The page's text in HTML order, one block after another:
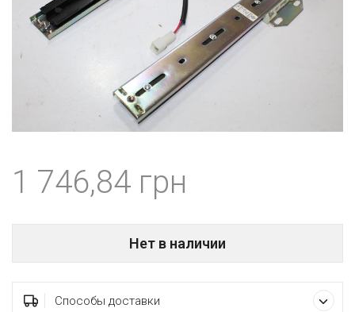
1 746,84
Нет в наличии
Способы доставки